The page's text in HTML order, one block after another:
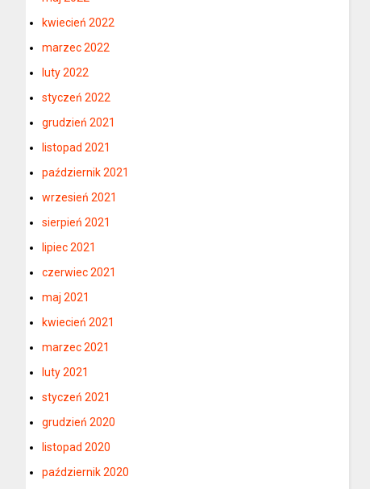
kwiecień 2022
marzec 2022
luty 2022
styczeń 2022
grudzień 2021
listopad 2021
październik 2021
wrzesień 2021
sierpień 2021
lipiec 2021
czerwiec 2021
maj 2021
kwiecień 2021
marzec 2021
luty 2021
styczeń 2021
grudzień 2020
listopad 2020
październik 2020